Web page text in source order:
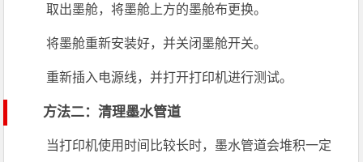
取出墨舱，将墨舱上方的墨舱布更换。
将墨舱重新安装好，并关闭墨舱开关。
重新插入电源线，并打开打印机进行测试。
方法二：清理墨水管道
当打印机使用时间比较长时，墨水管道会堆积一定